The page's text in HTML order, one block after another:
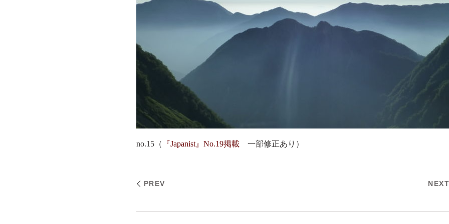
no.15（ 『Japanist』No.19掲載 一部修正あり）
PREV NEXT